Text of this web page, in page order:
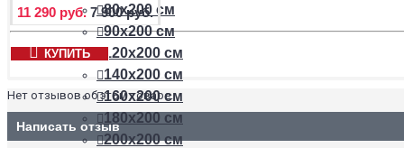
80х200 см
90х200 см
120х200 см
140х200 см
160х200 см
180х200 см
200х200 см
11 290 руб. 7 900 руб.
КУПИТЬ
Нет отзывов об этом товаре.
Написать отзыв